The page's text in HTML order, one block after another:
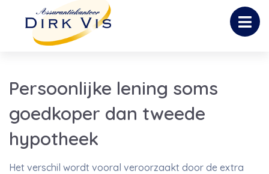
Persoonlijke lening soms
goedkoper dan tweede
hypotheek
Het verschil wordt vooral veroorzaakt door de extra